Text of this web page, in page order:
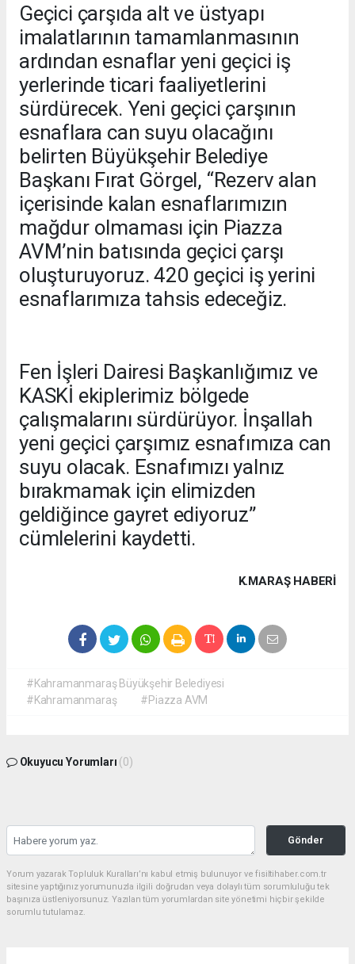
Geçici çarşıda alt ve üstyapı
imalatlarının tamamlanmasının
ardından esnaflar yeni geçici iş
yerlerinde ticari faaliyetlerini
sürdürecek. Yeni geçici çarşının
esnaflara can suyu olacağını
belirten Büyükşehir Belediye
Başkanı Fırat Görgel, “Rezerv alan
içerisinde kalan esnaflarımızın
mağdur olmaması için Piazza
AVM’nin batısında geçici çarşı
oluşturuyoruz. 420 geçici iş yerini
esnaflarımıza tahsis edeceğiz.
Fen İşleri Dairesi Başkanlığımız ve
KASKİ ekiplerimiz bölgede
çalışmalarını sürdürüyor. İnşallah
yeni geçici çarşımız esnafımıza can
suyu olacak. Esnafımızı yalnız
bırakmamak için elimizden
geldiğince gayret ediyoruz”
cümlelerini kaydetti.
K.MARAŞ HABERİ
#Kahramanmaraş Büyükşehir Belediyesi
#Kahramanmaraş
#Piazza AVM
Okuyucu Yorumları (0)
Gönder
Yorum yazarak Topluluk Kuralları’nı kabul etmiş bulunuyor ve fisiltihaber.com.tr
sitesine yaptığınız yorumunuzla ilgili doğrudan veya dolaylı tüm sorumluluğu tek
başınıza üstleniyorsunuz. Yazılan tüm yorumlardan site yönetimi hiçbir şekilde
sorumlu tutulamaz.